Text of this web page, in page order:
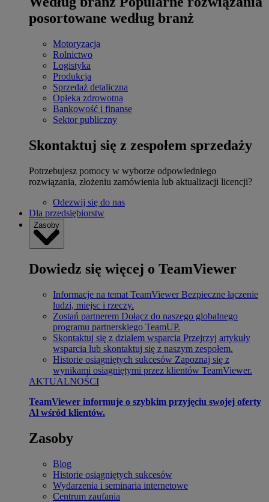
posortowane według branż
Motoryzacja
Rolnictwo
Logistyka
Produkcja
Sprzedaż detaliczna
Opieka zdrowotna
Bankowość i finanse
Sektor publiczny
Skontaktuj się z zespołem sprzedaży
Potrzebujesz pomocy w wyborze odpowiedniego
rozwiązania, złożeniu zamówienia lub aktualizacji licencji?
Odezwij się do nas
Dla przedsiębiorstw
Zasoby
Dowiedz się więcej o TeamViewer
Informacje na temat TeamViewer Bezpieczne łączenie
ludzi, miejsc i rzeczy.
Zostań partnerem Dołącz do naszego globalnego
programu partnerskiego TeamUP.
Skontaktuj się z działem wsparcia Przejrzyj artykuły
wsparcia lub skontaktuj się z naszym zespołem.
Historie osiągniętych sukcesów Zapoznaj się z
wynikami osiągniętymi przez klientów TeamViewer.
AKTUALNOŚCI
TeamViewer informuje o szybkim przyjęciu swojej oferty
Al wśród klientów.
Zasoby
Blog
Historie osiągniętych sukcesów
Wydarzenia i seminaria internetowe
Centrum zaufania